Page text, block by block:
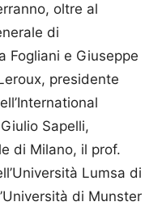
oltre al
di
Fogliani e Giuseppe
presidente
Sapelli,
di Milano, il prof.
Lumsa di
di Munster